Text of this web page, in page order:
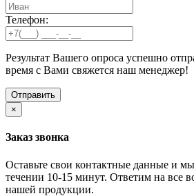
Телефон:
Результат Вашего опроса успешно
время с Вами свяжется наш менеджер!
×
Заказ звонка
Оставьте свои контактные данные и
течении 10-15 минут. Ответим на все
нашей продукции.